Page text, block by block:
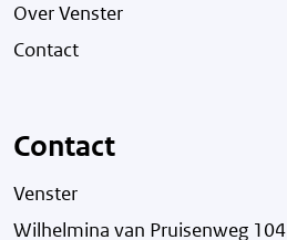
Over Venster
Contact
Contact
Venster
Wilhelmina van Pruisenweg 104